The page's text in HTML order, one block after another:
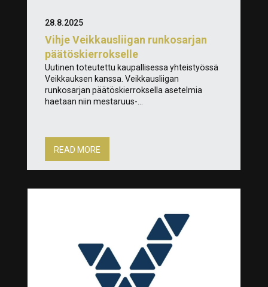
Vihje Veikkausliigan runkosarjan
päätöskierrokselle
28.8.2025
Uutinen toteutettu kaupallisessa yhteistyössä
Veikkauksen kanssa. Veikkausliigan
runkosarjan päätöskierroksella asetelmia
haetaan niin mestaruus-...
READ MORE